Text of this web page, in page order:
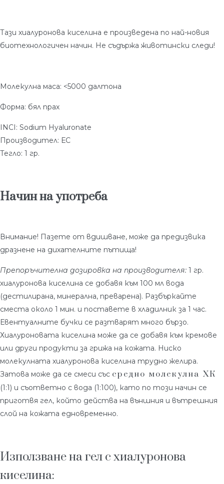
Тази хиалуронова киселина е произведена по най-новия
биотехнологичен начин. Не съдържа животински следи!
Молекулна маса: <5000 далтона
Форма: бял прах
INCI: Sodium Hyaluronate
Производител: ЕС
Тегло: 1 гр.
Начин на употреба
Внимание! Пазете от вдишване, може да предизвика
дразнене на дихателните пътища!
Препоръчителна дозировка на производителя: 1 гр.
хиалуронова киселина се добавя към 100 мл вода
(дестилирана, минерална, преварена). Разбъркайте
сместа около 1 мин. и поставете в хладилник за 1 час.
Евентуалните бучки се разтварят много бързо.
Хиалуроновата киселина може да се добавя към кремове
или други продукти за грижа на кожата. Ниско
молекулната хиалуронова киселина трудно желира.
Затова може да се смеси със средно молекулна ХК
(1:1) и съответно с вода (1:100), като по този начин се
приготвя гел, който действа на външния и вътрешния
слой на кожата едновременно.
Използване на гел с хиалуронова
киселина: